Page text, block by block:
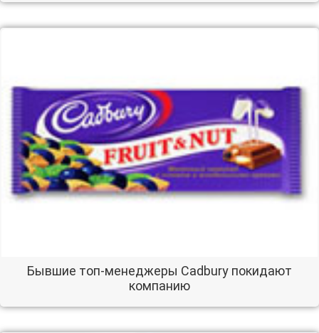
Бывшие топ-менеджеры Cadbury покидают
компанию